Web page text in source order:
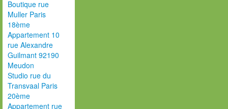
Boutique rue
Muller Paris
18ème
Appartement 10
rue Alexandre
Guilmant 92190
Meudon
Studio rue du
Transvaal Paris
20ème
Appartement rue